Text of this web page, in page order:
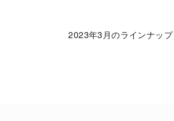
2023年3月のラインナップ